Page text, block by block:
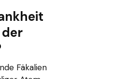
Fäkalien